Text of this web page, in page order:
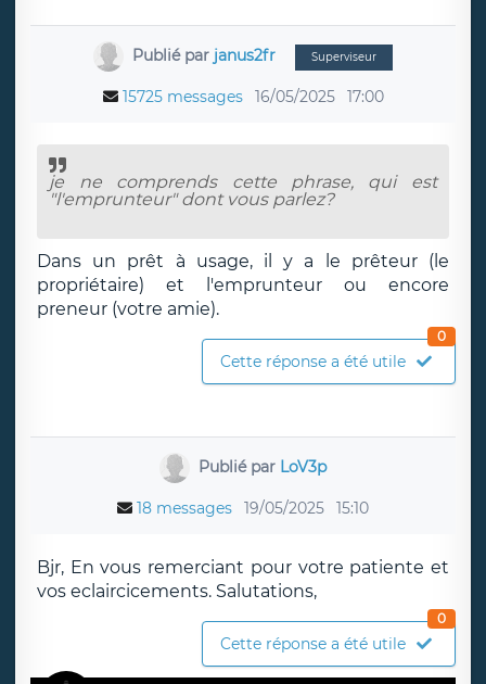
Publié par janus2fr Superviseur
15725 messages 16/05/2025 17:00
je ne comprends cette phrase, qui est
"l'emprunteur" dont vous parlez?
Dans un prêt à usage, il y a le prêteur (le
propriétaire) et l'emprunteur ou encore
preneur (votre amie).
Cette réponse a été utile
0
Publié par LoV3p
18 messages 19/05/2025 15:10
Bjr, En vous remerciant pour votre patiente et
vos eclaircicements. Salutations,
Cette réponse a été utile
0